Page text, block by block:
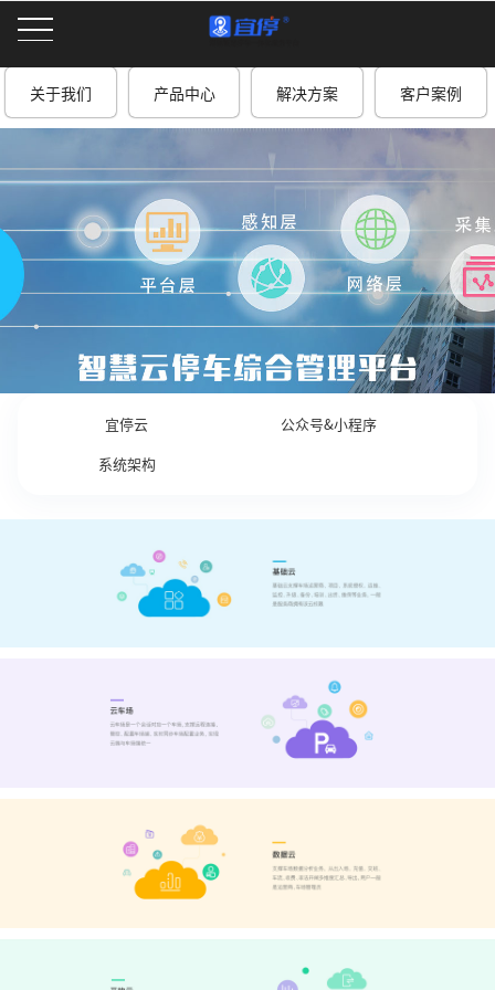
关于我们 产品中心 解决方案 客户案例
宜停云 公众号&小程序
系统架构